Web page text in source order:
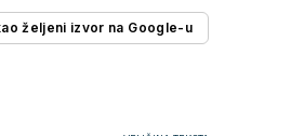
željeni izvor na Google-u